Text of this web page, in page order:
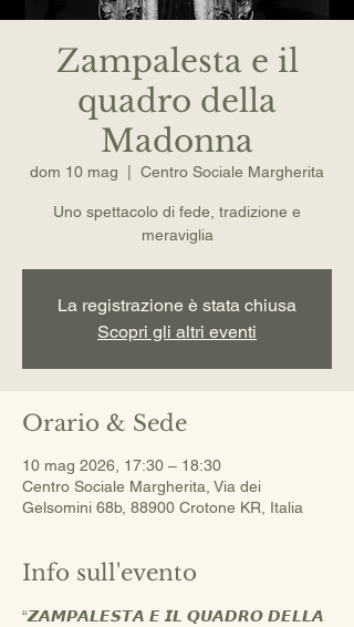
Zampalesta e il
quadro della
Madonna
dom 10 mag Centro Sociale Margherita
Uno spettacolo di fede, tradizione e
meraviglia
La registrazione è stata chiusa
Scopri gli altri eventi
Orario & Sede
10 mag 2026, 17:30 – 18:30
Centro Sociale Margherita, Via dei
Gelsomini 68b, 88900 Crotone KR, Italia
Info sull'evento
“𝙕𝘼𝙈𝙋𝘼𝙇𝙀𝙎𝙏𝘼 𝙀 𝙄𝙇 𝙌𝙐𝘼𝘿𝙍𝙊 𝘿𝙀𝙇𝙇𝘼